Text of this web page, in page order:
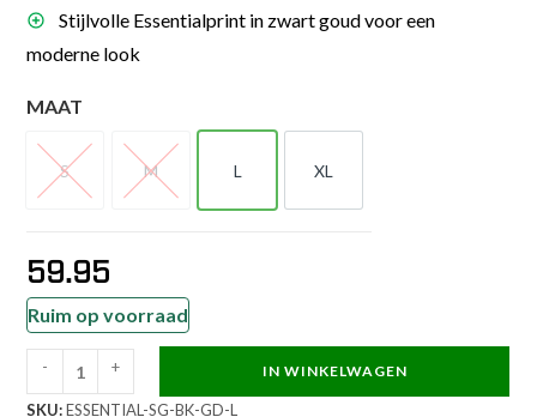
Stijlvolle Essentialprint in zwart goud voor een
moderne look
MAAT
S
S
M
M
L
L
XL
XL
59.95
Ruim op voorraad
- + IN WINKELWAGEN
SKU:ESSENTIAL-SG-BK-GD-L